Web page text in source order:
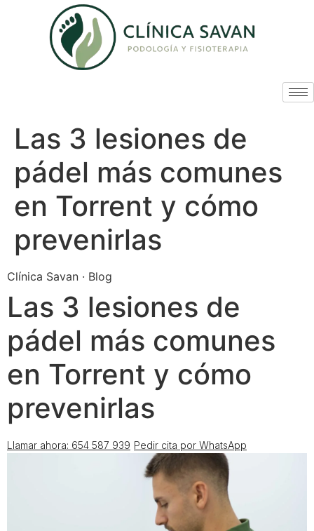
Las 3 lesiones de
pádel más comunes
en Torrent y cómo
prevenirlas
Clínica Savan · Blog
Las 3 lesiones de
pádel más comunes
en Torrent y cómo
prevenirlas
Llamar ahora: 654 587 939 Pedir cita por WhatsApp